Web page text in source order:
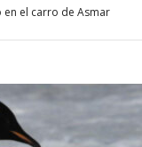
el carro de Asmar